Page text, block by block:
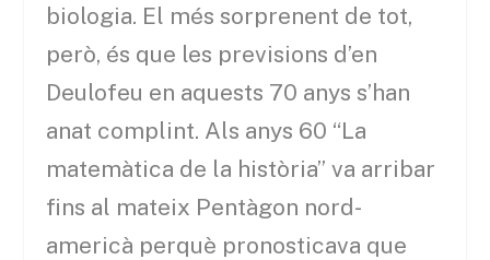
biologia. El més sorprenent de tot,
però, és que les previsions d’en
Deulofeu en aquests 70 anys s’han
anat complint. Als anys 60 “La
matemàtica de la història” va arribar
fins al mateix Pentàgon nord-
americà perquè pronosticava que